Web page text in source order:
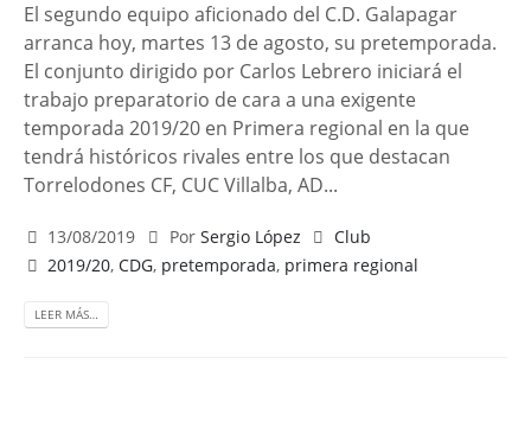
El segundo equipo aficionado del C.D. Galapagar
arranca hoy, martes 13 de agosto, su pretemporada.
El conjunto dirigido por Carlos Lebrero iniciará el
trabajo preparatorio de cara a una exigente
temporada 2019/20 en Primera regional en la que
tendrá históricos rivales entre los que destacan
Torrelodones CF, CUC Villalba, AD...
13/08/2019 Por Sergio López
Club
2019/20,CDG, pretemporada, primera regional
LEER MÁS…